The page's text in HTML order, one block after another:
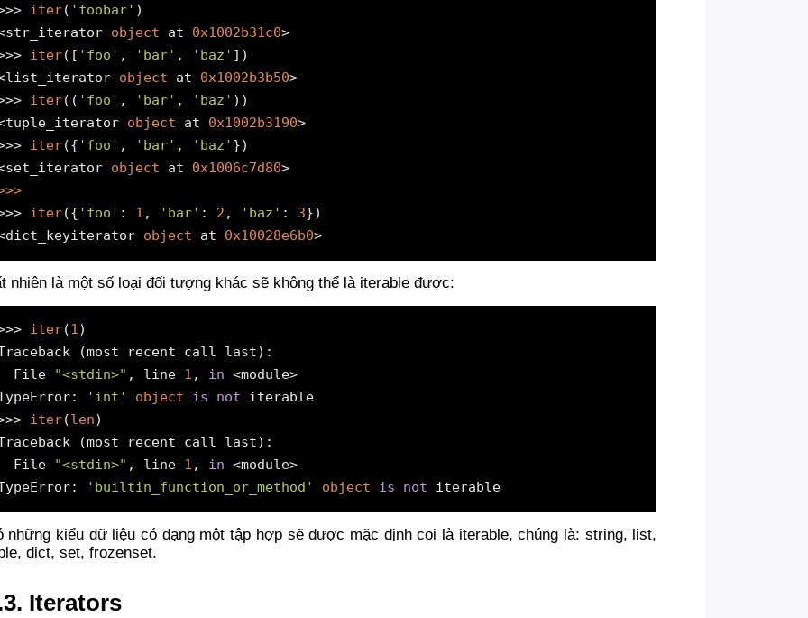
iter( 'foobar' )
object at 0x1002b31c0>
iter([ 'foo' , 'bar' , 'baz' ])
object at 0x1002b3b50>
iter(( 'foo' , 'bar' , 'baz' ))
object at 0x1002b3190>
iter({ 'foo' , 'bar' , 'baz' })
object at 0x1006c7d80
iter({ 'foo' : 1 , 'bar' : 2 , 'baz' : 3})
object at 0x10028e6b0>
nhiên là một số loại đối tượng khác sẽ không thể là iterable được:
iter(1)
(most recent call last):
File
"<stdin>" , line 1 , in <module>
'int' object is not iterable
iter(len)
(most recent call last):
File
"<stdin>" , line 1 , in <module>
'builtin_function_or_method' object is not iterable
những kiểu dữ liệu có dạng một tập hợp sẽ được mặc định coi là iterable, chúng là: string, list,
dict, set, frozenset.
Iterators